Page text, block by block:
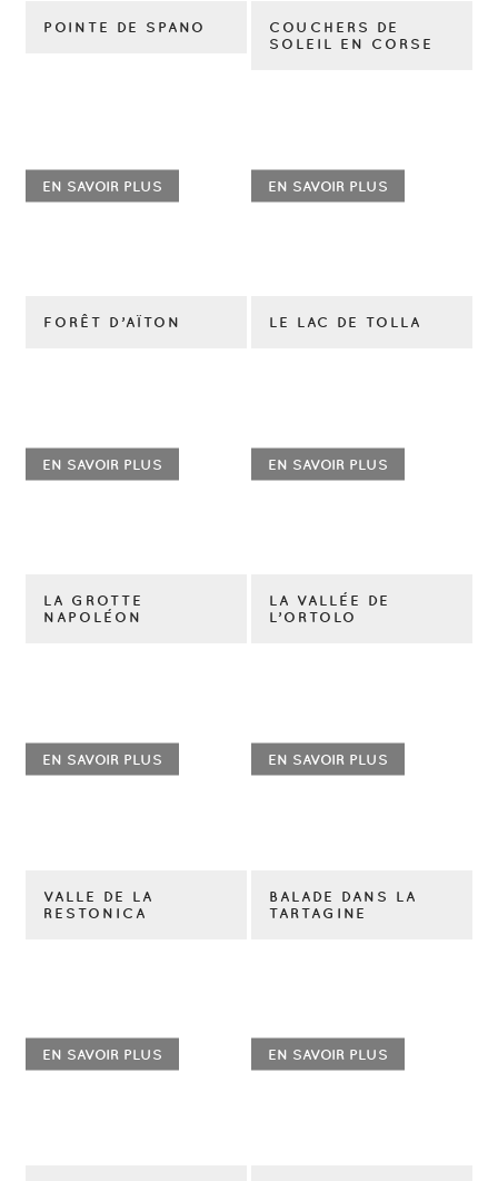
POINTE DE SPANO
COUCHERS DE
SOLEIL EN CORSE
EN SAVOIR PLUS
FORÊT D’AÏTON
EN SAVOIR PLUS
LE LAC DE TOLLA
EN SAVOIR PLUS
LA GROTTE
NAPOLÉON
EN SAVOIR PLUS
LA VALLÉE DE
L’ORTOLO
EN SAVOIR PLUS
VALLE DE LA
RESTONICA
EN SAVOIR PLUS
BALADE DANS LA
TARTAGINE
EN SAVOIR PLUS EN SAVOIR PLUS